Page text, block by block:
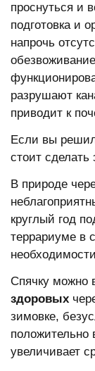
проснуться и
подготовка и
напрочь
разрушают
приводит к
Если вы
стоит
В природе
круглый год
террариуме в
Спячку можно
здоровых
зимовке,
положительно
увеличивает